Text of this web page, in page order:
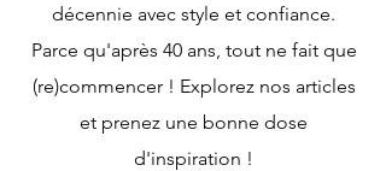
décennie avec style et confiance.
Parce qu'après 40 ans, tout ne fait que
(re)commencer ! Explorez nos articles
et prenez une bonne dose
d'inspiration !